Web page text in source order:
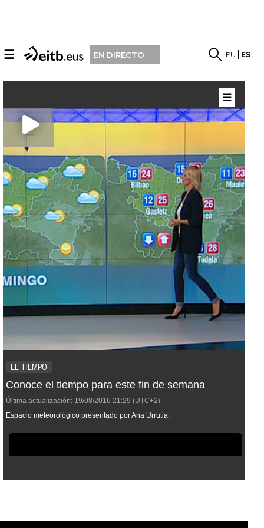
☰ EN DIRECTO EU ES
EL TIEMPO
Conoce el tiempo para este fin de semana
Última actualización: 19/08/2016 21:29 (UTC+2)
Espacio meteorológico presentado por Ana Urrutia.
☰